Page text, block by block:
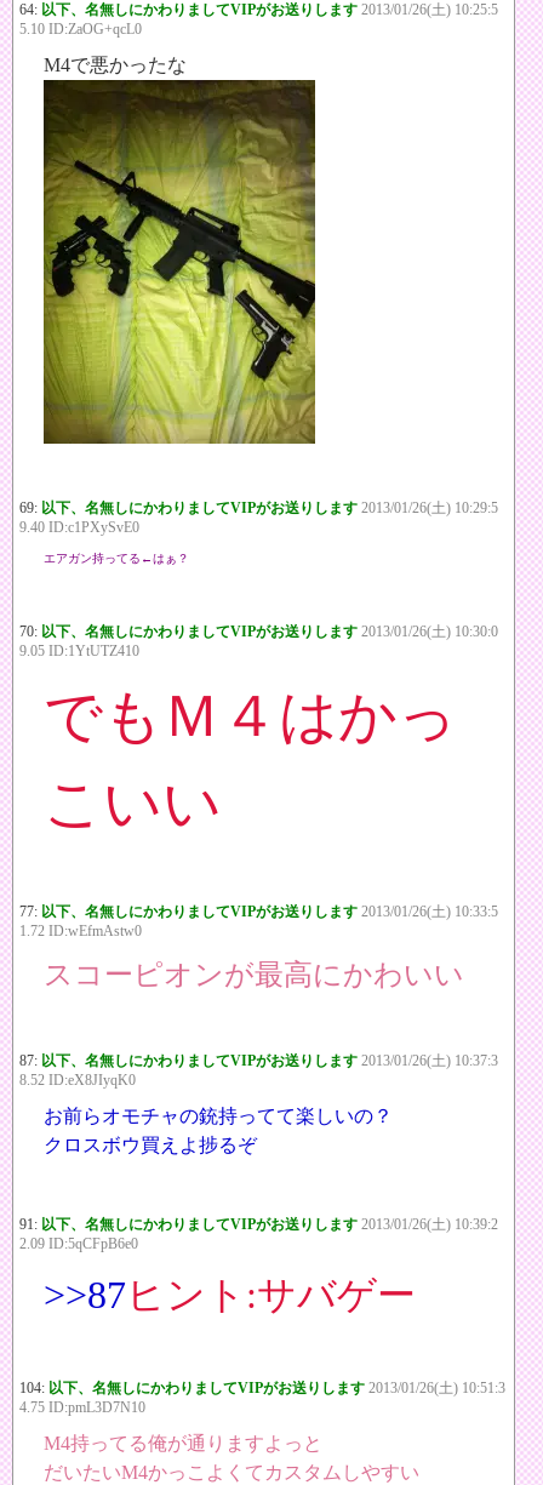
64: 以下、名無しにかわりましてVIPがお送りします 2013/01/26(土) 10:25:5
5.10 ID:ZaOG+qcL0
M4で悪かったな
69: 以下、名無しにかわりましてVIPがお送りします 2013/01/26(土) 10:29:5
9.40 ID:c1PXySvE0
エアガン持ってる←はぁ？
70: 以下、名無しにかわりましてVIPがお送りします 2013/01/26(土) 10:30:0
9.05 ID:1YtUTZ410
でもＭ４はかっ
こいい
77: 以下、名無しにかわりましてVIPがお送りします 2013/01/26(土) 10:33:5
1.72 ID:wEfmAstw0
スコーピオンが最高にかわいい
87: 以下、名無しにかわりましてVIPがお送りします 2013/01/26(土) 10:37:3
8.52 ID:eX8JIyqK0
お前らオモチャの銃持ってて楽しいの？
クロスボウ買えよ捗るぞ
91: 以下、名無しにかわりましてVIPがお送りします 2013/01/26(土) 10:39:2
2.09 ID:5qCFpB6e0
>>87ヒント:サバゲー
104: 以下、名無しにかわりましてVIPがお送りします 2013/01/26(土) 10:51:3
4.75 ID:pmL3D7N10
M4持ってる俺が通りますよっと
だいたいM4かっこよくてカスタムしやすい